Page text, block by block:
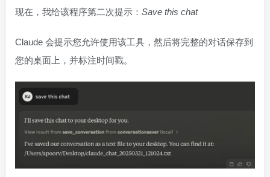
现在，我给该程序第二次提示： Save this chat
Claude 会提示您允许使用该工具，然后将完整的对话保存到
您的桌面上，并标注时间戳。